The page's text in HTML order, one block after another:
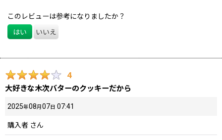
このレビューは参考になりましたか？
はい
いいえ
4
大好きな木次バターのクッキーだから
2025年08月 07日 07:41
購入者 さん